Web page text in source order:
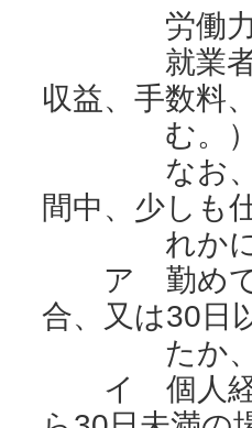
労働力人
就業者―調
収益、手数料
む。）に
なお、収
間中、少しも
れかに該
ア 勤めてい
合、又は30日
たか、も
イ 個人経営